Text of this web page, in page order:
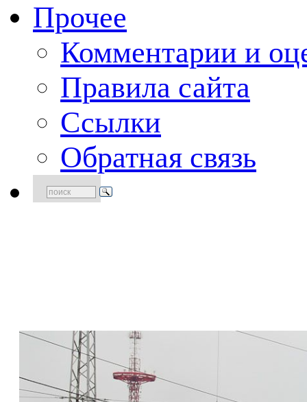
Прочее
Комментарии и
Правила сайта
Ссылки
Обратная связь